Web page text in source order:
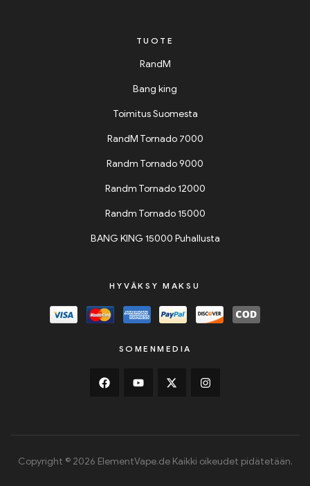
TUOTE
RandM
Bang king
Toimitus Suomesta
RandM Tornado 7000
Randm Tornado 9000
Randm Tornado 12000
Randm Tornado 15000
BANG KING 15000 Puhallusta
HYVÄKSY MAKSU
SOMENMEDIA
Copyright © 2026 ElementVape.de Kaikki oikeudet pidätetään.